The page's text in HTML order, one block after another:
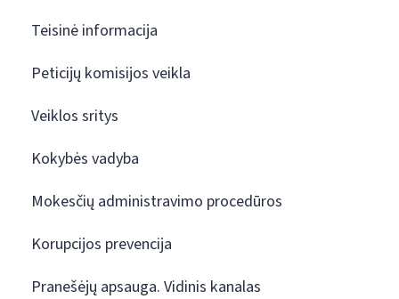
Teisinė informacija
Peticijų komisijos veikla
Veiklos sritys
Kokybės vadyba
Mokesčių administravimo procedūros
Korupcijos prevencija
Pranešėjų apsauga. Vidinis kanalas